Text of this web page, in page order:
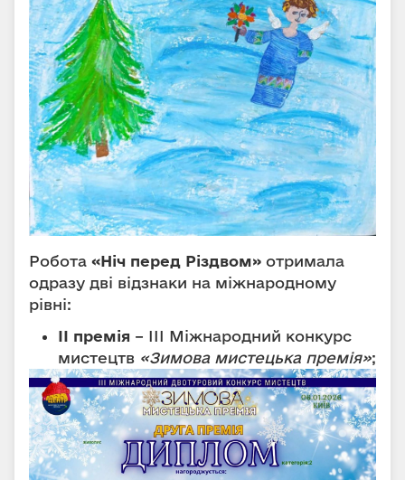
Робота «Ніч перед Різдвом» отримала
одразу дві відзнаки на міжнародному
рівні:
ІІ премія – ІІІ Міжнародний конкурс
мистецтв «Зимова мистецька премія»;